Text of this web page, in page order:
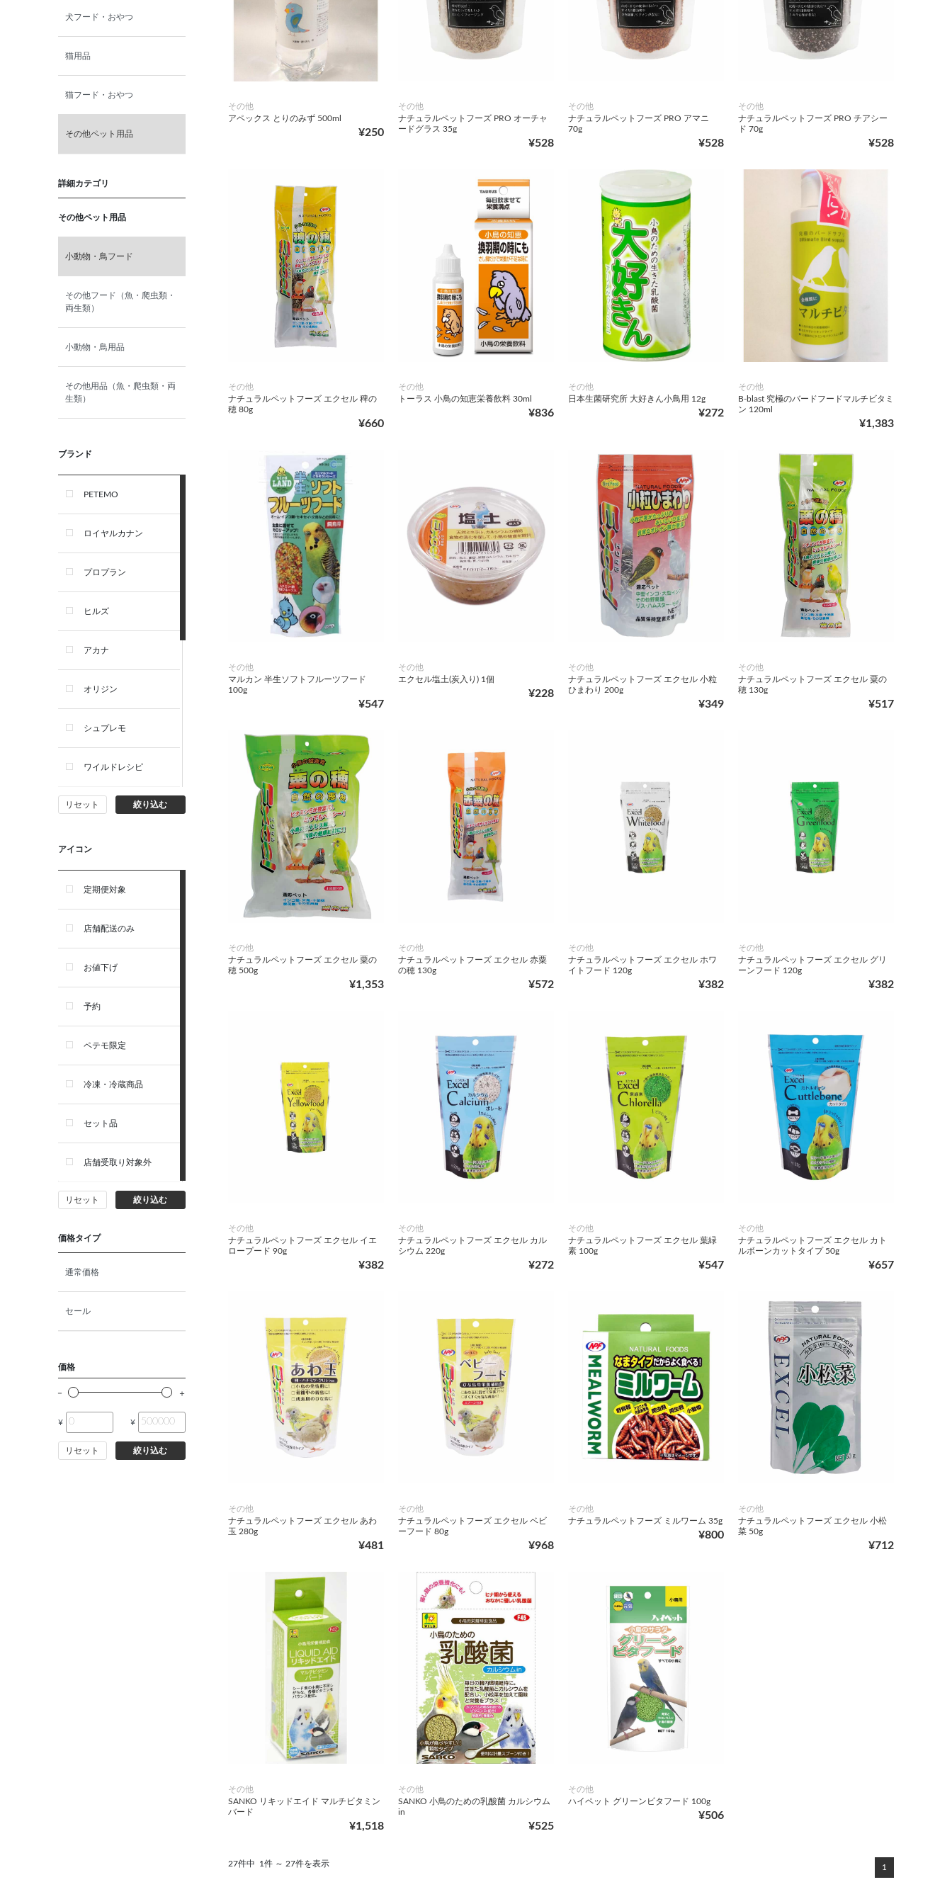
犬フード・おやつ
猫用品
猫フード・おやつ
その他ペット用品
詳細カテゴリ
その他ペット用品
小動物・鳥フード
その他フード（魚・爬虫類・
両生類）
小動物・鳥用品
その他用品（魚・爬虫類・両
生類）
ブランド
PETEMO
ロイヤルカナン
プロプラン
ヒルズ
アカナ
オリジン
シュプレモ
ワイルドレシピ
ナチュラルチョイス
ウェルネス
アーテミス
セレクトバランス
リガロ
ソルビダ
フィジカライフ
リセット 絞り込む
アイコン
定期便対象
店舗配送のみ
お値下げ
予約
ペテモ限定
冷凍・冷蔵商品
セット品
店舗受取り対象外
リセット 絞り込む
価格タイプ
通常価格
セール
価格
¥ ¥
リセット 絞り込む
その他
アペックス とりのみず 500ml
¥250
その他
ナチュラルペットフーズ PRO オーチャ
ードグラス 35g
¥528
その他
ナチュラルペットフーズ PRO アマニ
70g
¥528
その他
ナチュラルペットフーズ PRO チアシー
ド 70g
¥528
その他
ナチュラルペットフーズ エクセル 稗の
穂 80g
¥660
その他
トーラス 小鳥の知恵栄養飲料 30ml
¥836
その他
日本生菌研究所 大好きん小鳥用 12g
¥272
その他
B-blast 究極のバードフードマルチビタミ
ン 120ml
¥1,383
その他
マルカン 半生ソフトフルーツフード
100g
¥547
その他
エクセル塩土(炭入り) 1個
¥228
その他
ナチュラルペットフーズ エクセル 小粒
ひまわり 200g
¥349
その他
ナチュラルペットフーズ エクセル 粟の
穂 130g
¥517
その他
ナチュラルペットフーズ エクセル 粟の
穂 500g
¥1,353
その他
ナチュラルペットフーズ エクセル 赤粟
の穂 130g
¥572
その他
ナチュラルペットフーズ エクセル ホワ
イトフード 120g
¥382
その他
ナチュラルペットフーズ エクセル グリ
ーンフード 120g
¥382
その他
ナチュラルペットフーズ エクセル イエ
ロープード 90g
¥382
その他
ナチュラルペットフーズ エクセル カル
シウム 220g
¥272
その他
ナチュラルペットフーズ エクセル 葉緑
素 100g
¥547
その他
ナチュラルペットフーズ エクセル カト
ルボーンカットタイプ 50g
¥657
その他
ナチュラルペットフーズ エクセル あわ
玉 280g
¥481
その他
ナチュラルペットフーズ エクセル ベビ
ーフード 80g
¥968
その他
ナチュラルペットフーズ ミルワーム 35g
¥800
その他
ナチュラルペットフーズ エクセル 小松
菜 50g
¥712
その他
SANKO リキッドエイド マルチビタミン
バード
¥1,518
その他
SANKO 小鳥のための乳酸菌 カルシウム
in
¥525
その他
ハイペット グリーンビタフード 100g
¥506
27件中 1件 ～ 27件を表示 1